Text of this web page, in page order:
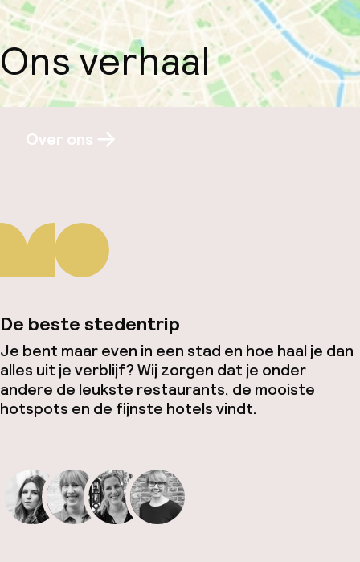
Ons verhaal
Over ons
De beste stedentrip
Je bent maar even in een stad en hoe haal je dan
alles uit je verblijf? Wij zorgen dat je onder
andere de leukste restaurants, de mooiste
hotspots en de fijnste hotels vindt.